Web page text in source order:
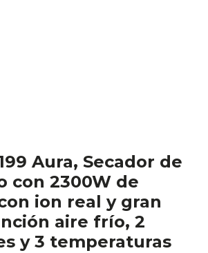
Aura, Secador de
con 2300W de
ion real y gran
aire frío, 2
y 3 temperaturas